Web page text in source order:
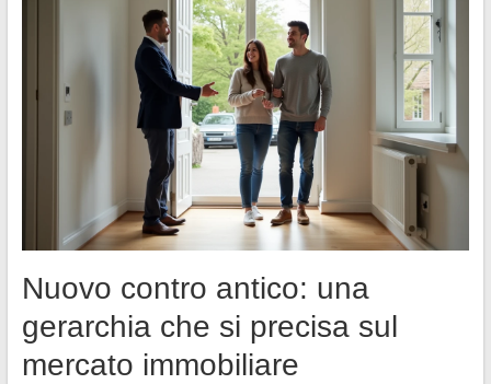
Nuovo contro antico: una
gerarchia che si precisa sul
mercato immobiliare